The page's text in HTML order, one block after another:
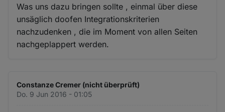
Was uns dazu bringen sollte , einmal über diese
unsäglich doofen Integrationskriterien
nachzudenken , die im Moment von allen Seiten
nachgeplappert werden.
Constanze Cremer (nicht überprüft)
Do. 9 Jun 2016 - 01:05